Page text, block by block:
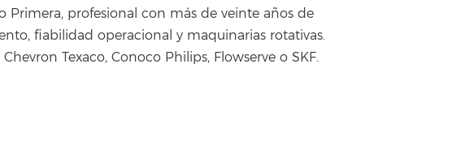
Primera, profesional con más de veinte años de
fiabilidad operacional y maquinarias rotativas.
Texaco, Conoco Philips, Flowserve o SKF.